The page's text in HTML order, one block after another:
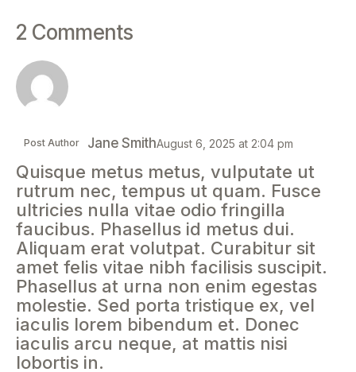
2 Comments
Post Author Jane SmithAugust 6, 2025 at 2:04 pm
Quisque metus metus, vulputate ut
rutrum nec, tempus ut quam. Fusce
ultricies nulla vitae odio fringilla
faucibus. Phasellus id metus dui.
Aliquam erat volutpat. Curabitur sit
amet felis vitae nibh facilisis suscipit.
Phasellus at urna non enim egestas
molestie. Sed porta tristique ex, vel
iaculis lorem bibendum et. Donec
iaculis arcu neque, at mattis nisi
lobortis in.